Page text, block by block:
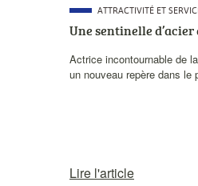
CATÉGORIE
PRINCIPALE
ATTRACTIVITÉ ET
Une sentinelle
courte
Actrice incontournable de
un nouveau repère dans le
Lire l'article